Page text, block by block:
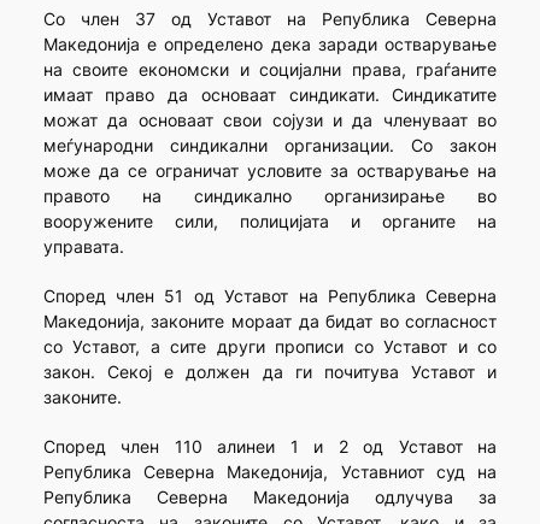
Со член 37 од Уставот на Република Северна
Македонија е определено дека заради остварување
на своите економски и социјални права, граѓаните
имаат право да основаат синдикати. Синдикатите
можат да основаат свои сојузи и да членуваат во
меѓународни синдикални организации. Со закон
може да се ограничат условите за остварување на
правото на синдикално организирање во
вооружените сили, полицијата и органите на
управата.
Според член 51 од Уставот на Република Северна
Македонија, законите мораат да бидат во согласност
со Уставот, а сите други прописи со Уставот и со
закон. Секој е должен да ги почитува Уставот и
законите.
Според член 110 алинеи 1 и 2 од Уставот на
Република Северна Македонија, Уставниот суд на
Република Северна Македонија одлучува за